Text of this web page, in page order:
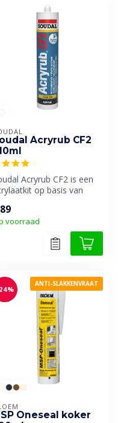
Acryrub CF2
Acryrub CF2 is een
op basis van
voorraad
ANTI-SLAKKENVRAAT
Oneseal koker